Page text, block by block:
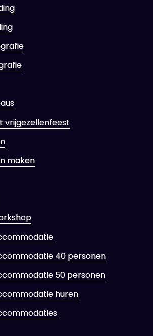
vrijgezellenfeest
maken
40 personen
50 personen
huren